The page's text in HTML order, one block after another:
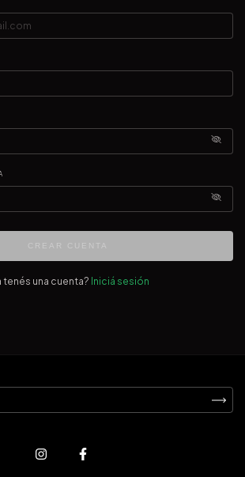
CREAR CUENTA
tenés una cuenta? Iniciá sesión